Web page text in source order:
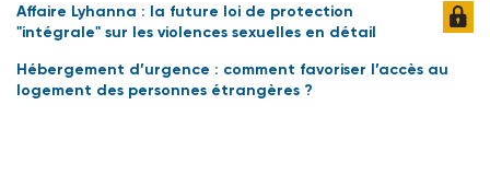
Affaire Lyhanna : la future loi de protection
"intégrale" sur les violences sexuelles en détail
Hébergement d’urgence : comment favoriser l’accès au
logement des personnes étrangères ?